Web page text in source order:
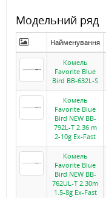
Модельний ряд
Найменування
Комель
Favorite Blue
Bird BB-632L-S
Комель
Favorite Blue
Bird NEW BB-
792L-T 2.36 m
2-10g Ex-Fast
Комель
Favorite Blue
Bird NEW BB-
762UL-T 2.30m
1.5-8g Ex-Fast